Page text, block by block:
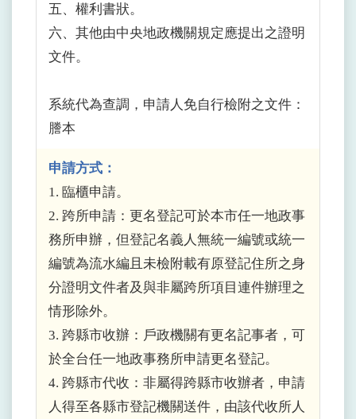
五、權利書狀。
六、其他由中央地政機關規定應提出之證明
文件。
系統代為查調，申請人免自行檢附之文件：
謄本
申請方式：
1. 臨櫃申請。
2. 跨所申請：更名登記可於本市任一地政事
務所申辦，但登記名義人無統一編號或統一
編號為流水編且未檢附載有原登記住所之身
分證明文件者及與非屬跨所項目連件辦理之
情形除外。
3. 跨縣市收辦：戶政機關有更名記事者，可
於全台任一地政事務所申請更名登記。
4. 跨縣市代收：非屬得跨縣市收辦者，申請
人得至各縣市登記機關送件，由該代收所人